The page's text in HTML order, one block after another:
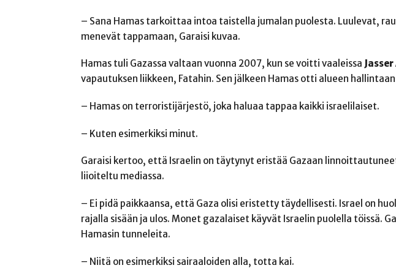
– Sana Hamas tarkoittaa intoa taistella jumalan puolesta. Luulevat,
menevät tappamaan, Garaisi kuvaa.
Hamas tuli Gazassa valtaan vuonna 2007, kun se voitti vaaleissa
vapautuksen liikkeen, Fatahin. Sen jälkeen Hamas otti alueen
– Hamas on terroristijärjestö, joka haluaa tappaa kaikki israelilaiset.
– Kuten esimerkiksi minut.
Garaisi kertoo, että Israelin on täytynyt eristää Gazaan
liioiteltu mediassa.
– Ei pidä paikkaansa, että Gaza olisi eristetty täydellisesti. Israel on
rajalla sisään ja ulos. Monet gazalaiset käyvät Israelin puolella töissä.
Hamasin tunneleita.
– Niitä on esimerkiksi sairaaloiden alla, totta kai.